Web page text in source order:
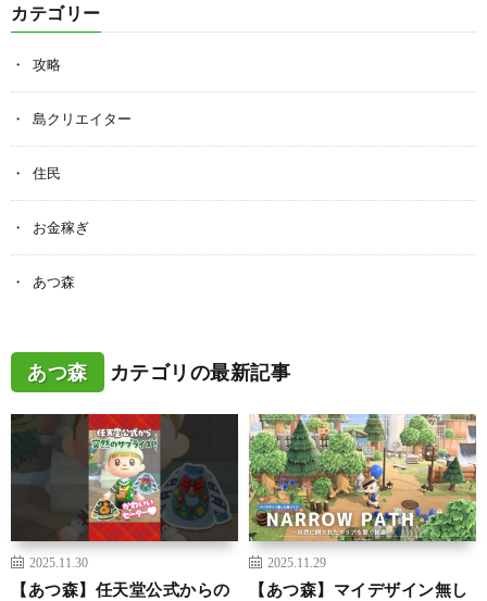
カテゴリー
攻略
島クリエイター
住民
お金稼ぎ
あつ森
あつ森 カテゴリの最新記事
2025.11.30
【あつ森】任天堂公式からの
2025.11.29
【あつ森】マイデザイン無し